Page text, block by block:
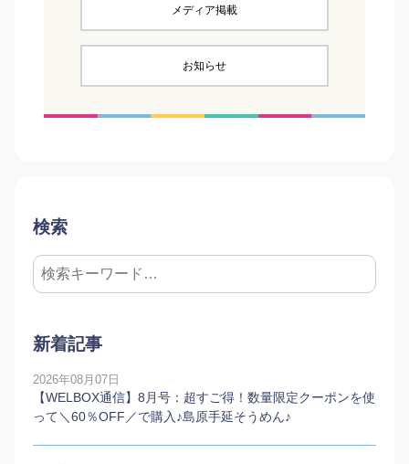
メディア掲載
お知らせ
検索
新着記事
2026年08月07日
【WELBOX通信】8月号：超すご得！数量限定クーポンを使
って＼60％OFF／で購入♪島原手延そうめん♪